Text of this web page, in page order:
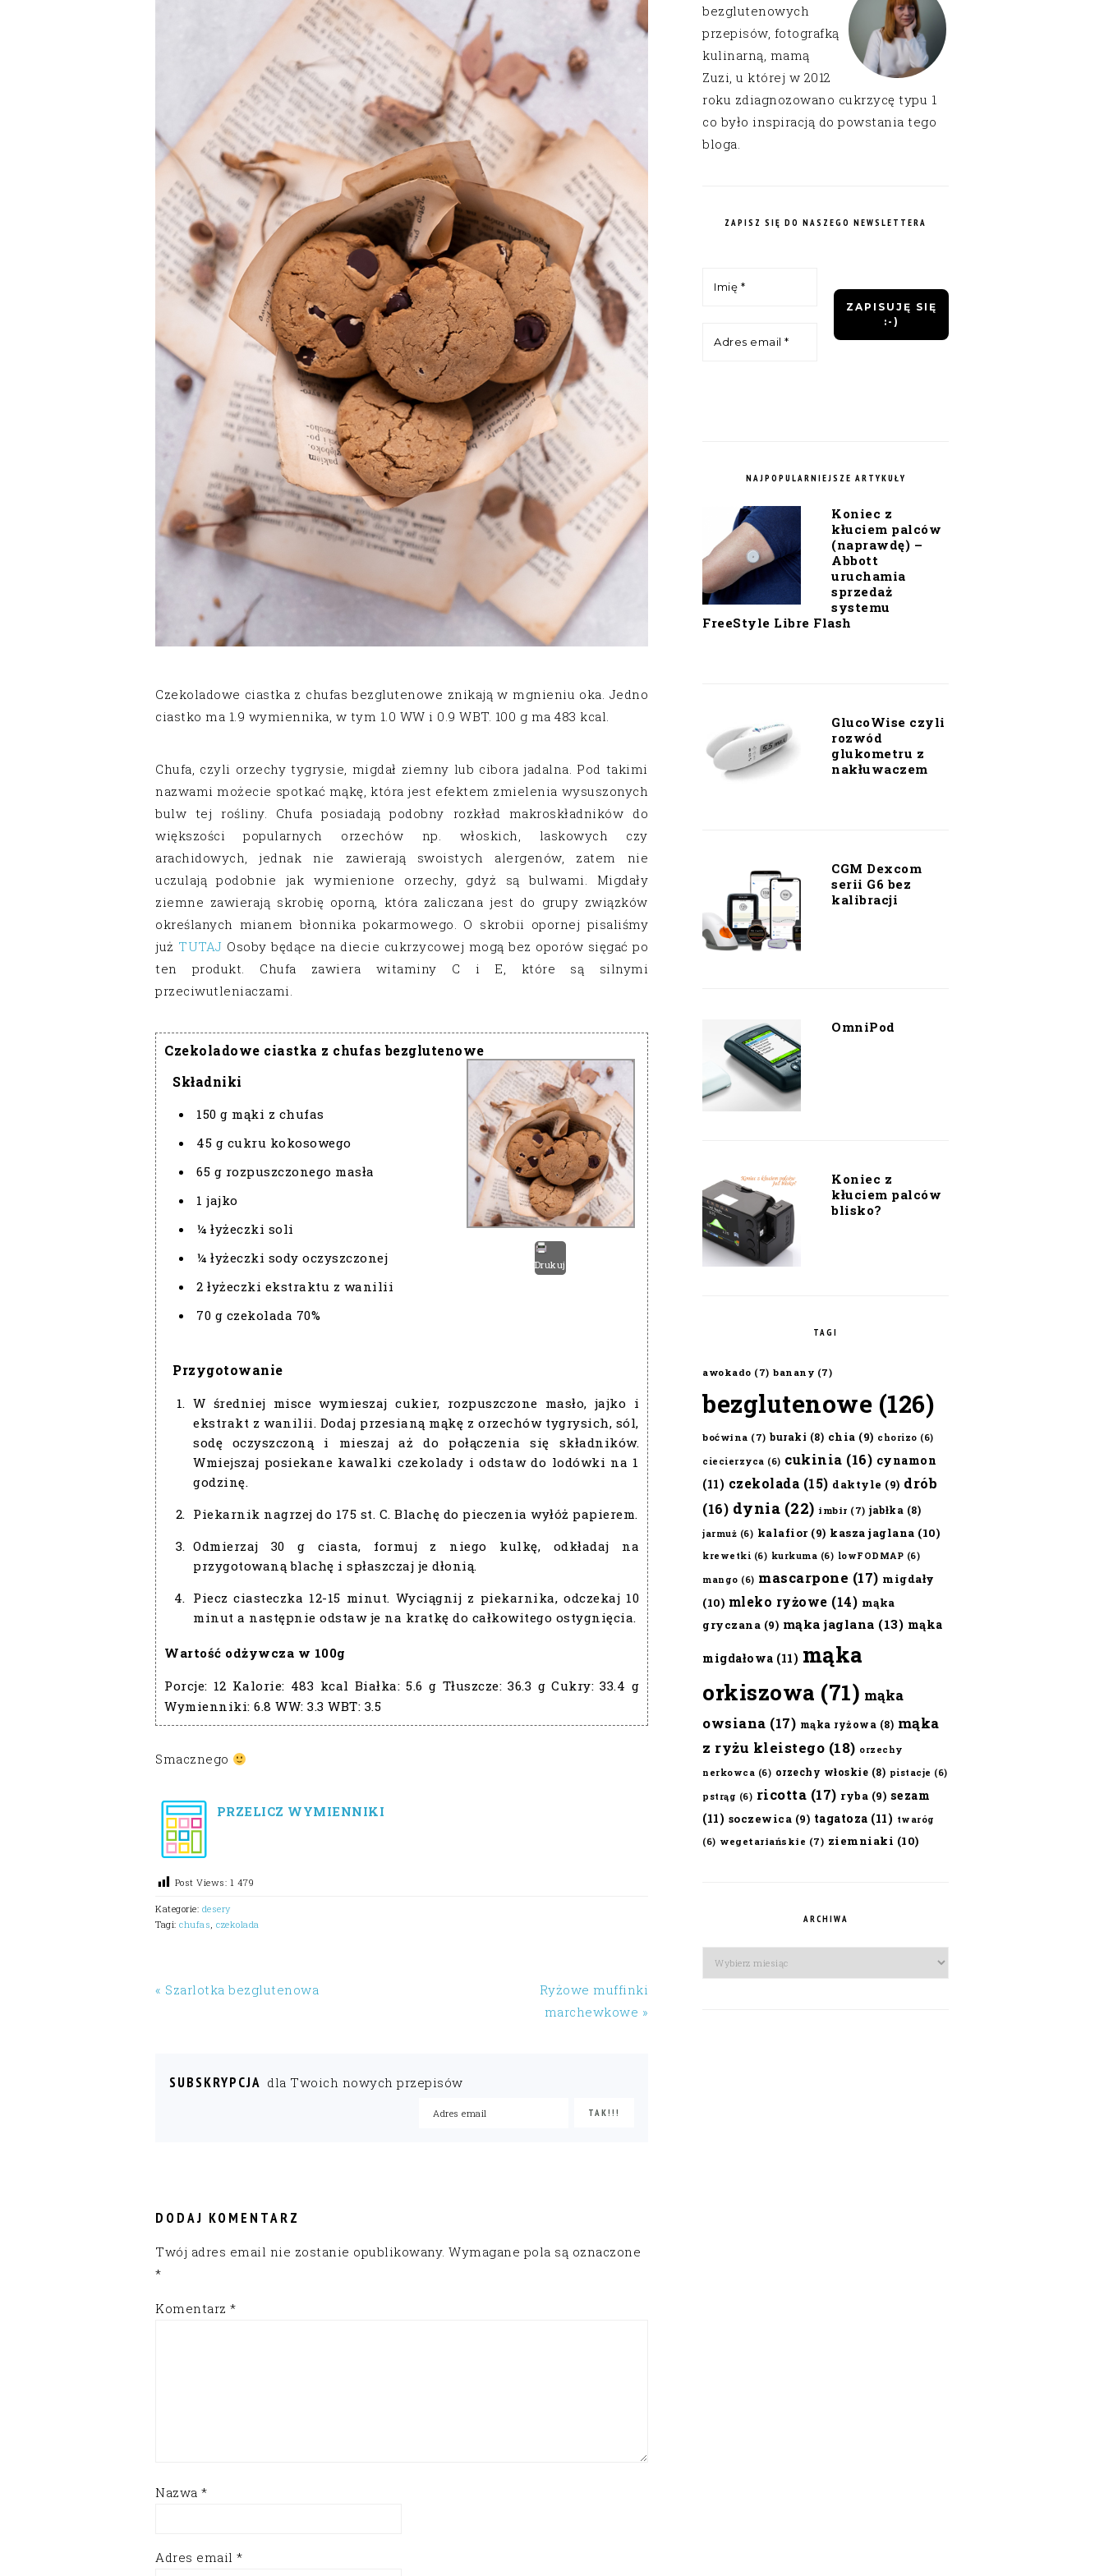
Czekoladowe ciastka z chufas bezglutenowe znikają w mgnieniu oka. Jedno
ciastko ma 1.9 wymiennika, w tym 1.0 WW i 0.9 WBT. 100 g ma 483 kcal.
Chufa, czyli orzechy tygrysie, migdał ziemny lub cibora jadalna. Pod takimi
nazwami możecie spotkać mąkę, która jest efektem zmielenia wysuszonych
bulw tej rośliny. Chufa posiadają podobny rozkład makroskładników do
większości popularnych orzechów np. włoskich, laskowych czy
arachidowych, jednak nie zawierają swoistych alergenów, zatem nie
uczulają podobnie jak wymienione orzechy, gdyż są bulwami. Migdały
ziemne zawierają skrobię oporną, która zaliczana jest do grupy związków
określanych mianem błonnika pokarmowego. O skrobii opornej pisaliśmy
już TUTAJ Osoby będące na diecie cukrzycowej mogą bez oporów sięgać po
ten produkt. Chufa zawiera witaminy C i E, które są silnymi
przeciwutleniaczami.
Czekoladowe ciastka z chufas bezglutenowe
Drukuj
Składniki
150 g mąki z chufas
45 g cukru kokosowego
65 g rozpuszczonego masła
1 jajko
¼ łyżeczki soli
¼ łyżeczki sody oczyszczonej
2 łyżeczki ekstraktu z wanilii
70 g czekolada 70%
Przygotowanie
W średniej misce wymieszaj cukier, rozpuszczone masło, jajko i
ekstrakt z wanilii. Dodaj przesianą mąkę z orzechów tygrysich, sól,
sodę oczyszczoną i mieszaj aż do połączenia się składników.
Wmiejszaj posiekane kawalki czekolady i odstaw do lodówki na 1
godzinę.
Piekarnik nagrzej do 175 st. C. Blachę do pieczenia wyłóż papierem.
Odmierzaj 30 g ciasta, formuj z niego kulkę, odkładaj na
przygotowaną blachę i spłaszczaj je dłonią.
Piecz ciasteczka 12-15 minut. Wyciągnij z piekarnika, odczekaj 10
minut a następnie odstaw je na kratkę do całkowitego ostygnięcia.
Wartość odżywcza w 100g
Porcje: 12 Kalorie: 483 kcal Białka:5.6 g Tłuszcze:36.3 g Cukry:33.4 g
Wymienniki: 6.8 WW: 3.3 WBT: 3.5
Smacznego
PRZELICZ WYMIENNIKI
Post Views: 1 479
Kategorie: desery
Tagi: chufas, czekolada
« Szarlotka bezglutenowa
Ryżowe muffinki
marchewkowe »
SUBSKRYPCJA dla Twoich nowych przepisów
DODAJ KOMENTARZ
Twój adres email nie zostanie opublikowany. Wymagane pola są oznaczone
*
Komentarz *
Nazwa *
Adres email *
bezglutenowych
przepisów, fotografką
kulinarną, mamą
Zuzi, u której w 2012
roku zdiagnozowano cukrzycę typu 1
co było inspiracją do powstania tego
bloga.
ZAPISZ SIĘ DO NASZEGO NEWSLETTERA
NAJPOPULARNIEJSZE ARTYKUŁY
Koniec z
kłuciem palców
(naprawdę) –
Abbott
uruchamia
sprzedaż
systemu
FreeStyle Libre Flash
GlucoWise czyli
rozwód
glukometru z
nakłuwaczem
CGM Dexcom
serii G6 bez
kalibracji
OmniPod
Koniec z
kłuciem palców
blisko?
TAGI
awokado (7) banany (7)
bezglutenowe (126)
boćwina (7) buraki (8) chia (9) chorizo (6)
ciecierzyca (6) cukinia (16) cynamon
(11) czekolada (15) daktyle (9) drób
(16) dynia (22) imbir (7) jabłka (8)
jarmuż (6) kalafior(9) kasza jaglana (10)
krewetki (6) kurkuma (6) lowFODMAP (6)
mango (6) mascarpone (17) migdały
(10) mleko ryżowe (14) mąka
gryczana (9) mąka jaglana (13) mąka
migdałowa (11) mąka
orkiszowa (71) mąka
owsiana (17) mąka ryżowa (8) mąka
z ryżu kleistego (18) orzechy
nerkowca (6) orzechy włoskie (8) pistacje (6)
pstrąg (6) ricotta (17) ryba (9) sezam
(11) soczewica (9) tagatoza (11) twaróg
(6) wegetariańskie (7) ziemniaki (10)
ARCHIWA
Archiwa